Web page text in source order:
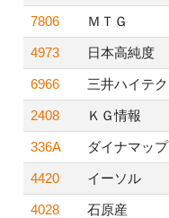
7806 ＭＴＧ
4973 日本高純度
6966 三井ハイテク
2408 ＫＧ情報
336A ダイナマップ
4420 イーソル
4028 石原産